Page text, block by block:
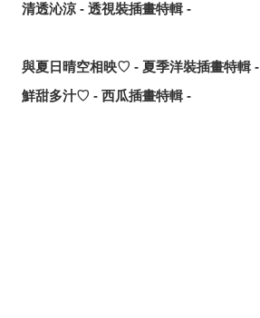
清透沁涼 - 透視裝插畫特輯 -
與夏日晴空相映♡ - 夏季洋裝插畫特輯 -
鮮甜多汁♡ - 西瓜插畫特輯 -